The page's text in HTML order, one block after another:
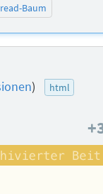
Baum
)
html